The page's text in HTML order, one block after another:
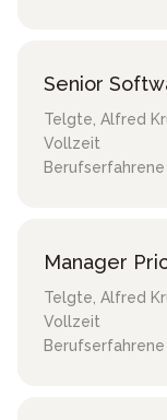
Senior
Telgte, Alfred
Vollzeit
Berufserfahrene
Manager
Telgte, Alfred
Vollzeit
Berufserfahrene